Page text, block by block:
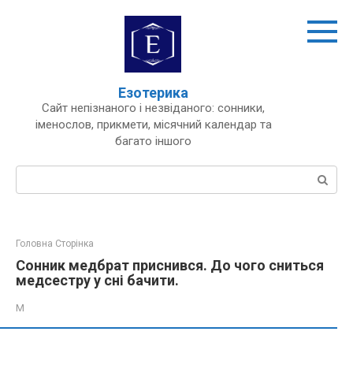
Езотерика
Сайт непізнаного і незвіданого: сонники,
іменослов, прикмети, місячний календар та
багато іншого
Пошук:
Головна Сторінка
Сонник медбрат приснився. До чого сниться
медсестру у сні бачити.
М